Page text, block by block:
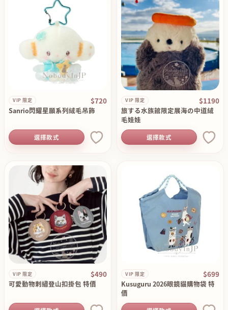
VIP 限定 $720
Sanrio閃耀星願系列絨毛吊飾
選擇款式
VIP 限定 $1190
旅する水族館限定展海の中道絨
毛娃娃
選擇款式
VIP 限定 $490
可愛動物刺繡登山扣掛包 特價
VIP 限定 $699
Kusuguru 2026眼鏡貓購物袋 特
價